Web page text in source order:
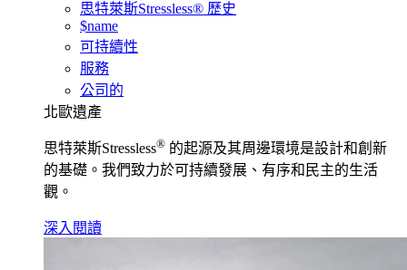
思特萊斯Stressless® 歷史
$name
可持續性
服務
公司的
北歐遺產
思特萊斯Stressless® 的起源及其周邊環境是設計和創新
的基礎。我們致力於可持續發展、有序和民主的生活
觀。
深入閱讀